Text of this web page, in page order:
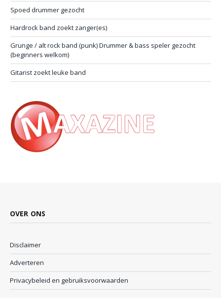
Spoed drummer gezocht
Hardrock band zoekt zanger(es)
Grunge / alt rock band (punk) Drummer & bass speler gezocht
(beginners welkom)
Gitarist zoekt leuke band
OVER ONS
Disclaimer
Adverteren
Privacybeleid en gebruiksvoorwaarden